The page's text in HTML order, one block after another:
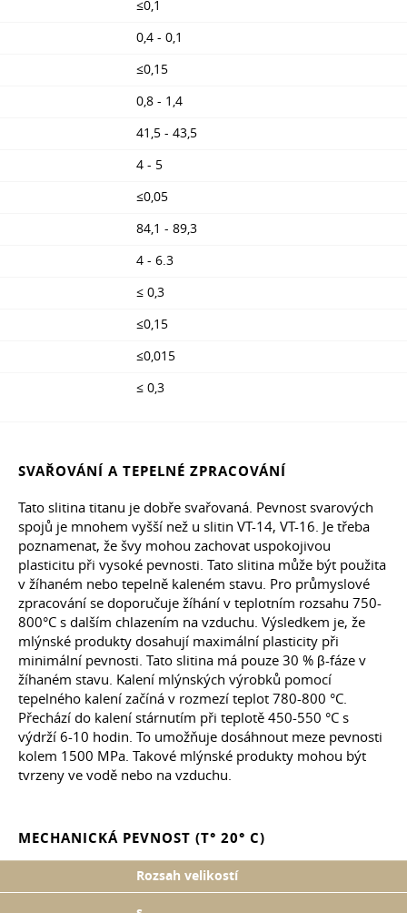
≤0,1
0,4 - 0,1
≤0,15
0,8 - 1,4
41,5 - 43,5
4 - 5
≤0,05
84,1 - 89,3
4 - 6.3
≤ 0,3
≤0,15
≤0,015
≤ 0,3
SVAŘOVÁNÍ A TEPELNÉ ZPRACOVÁNÍ
Tato slitina titanu je dobře svařovaná. Pevnost svarových
spojů je mnohem vyšší než u slitin VT-14, VT-16. Je třeba
poznamenat, že švy mohou zachovat uspokojivou
plasticitu při vysoké pevnosti. Tato slitina může být použita
v žíhaném nebo tepelně kaleném stavu. Pro průmyslové
zpracování se doporučuje žíhání v teplotním rozsahu 750-
800°C s dalším chlazením na vzduchu. Výsledkem je, že
mlýnské produkty dosahují maximální plasticity při
minimální pevnosti. Tato slitina má pouze 30 % β-fáze v
žíhaném stavu. Kalení mlýnských výrobků pomocí
tepelného kalení začíná v rozmezí teplot 780-800 °C.
Přechází do kalení stárnutím při teplotě 450-550 °C s
výdrží 6-10 hodin. To umožňuje dosáhnout meze pevnosti
kolem 1500 MPa. Takové mlýnské produkty mohou být
tvrzeny ve vodě nebo na vzduchu.
MECHANICKÁ PEVNOST (T° 20° С)
Rozsah velikostí